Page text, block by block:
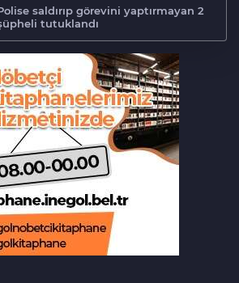
saldırıp görevini yaptırmayan 2
tutuklandı
eser kaçakçısı Bursa'da sert
çarptı
112 Acil’ mobil uygulaması
spotu yayında
ekonomisinde tarihi dönüşüm
resmen başladı